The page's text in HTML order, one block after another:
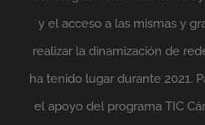
y el acceso a las mismas y
realizar la dinamización de
ha tenido lugar durante 2021.
el apoyo del programa TIC